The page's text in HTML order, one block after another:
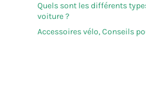
Quels sont les différents
voiture ?
Accessoires vélo,Conseils